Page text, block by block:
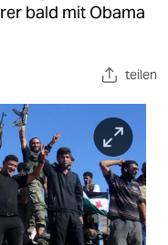
bald mit Obama
teilen